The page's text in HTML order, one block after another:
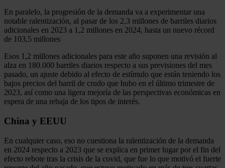
En paralelo, la progresión de la demanda va a experimentar una
notable ralentización, al pasar de los 2,3 millones de barriles diarios
adicionales en 2023 a 1,2 millones en 2024, hasta un nuevo récord
de 103,5 millones
Esos 1,2 millones adicionales para este año suponen una revisión al
alza en 180.000 barriles diarios respecto a sus previsiones del mes
pasado, un ajuste debido al efecto de estímulo que están teniendo los
bajos precios del barril de crudo que hubo en el último trimestre de
2023, así como una ligera mejoría de las perspectivas económicas en
espera de una rebaja de los tipos de interés.
China y EEUU
En cualquier caso, eso no cuestiona la ralentización de la demanda
en 2024 respecto a 2023 que se explica en primer lugar por el fin del
efecto rebote tras la crisis de la covid, que fue lo que motivó el fuerte